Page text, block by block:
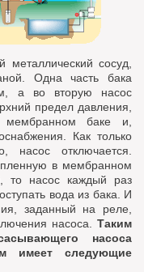
сосуд,
Одна часть бака
а во вторую насос
предел давления,
мембранном баке и,
Как только
насос отключается.
в мембранном
то насос каждый раз
вода из бака. И
заданный на реле,
насоса. Таким
насоса
имеет следующие